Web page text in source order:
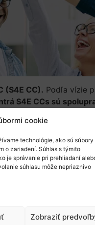
cookie
technológie, ako sú súbory
o zariadení. Súhlas s týmito
je správanie pri prehliadaní
súhlasu môže nepriaznivo
Zobraziť
(S4E CC). Podľa vízie
S4E CCs sú
kvality a